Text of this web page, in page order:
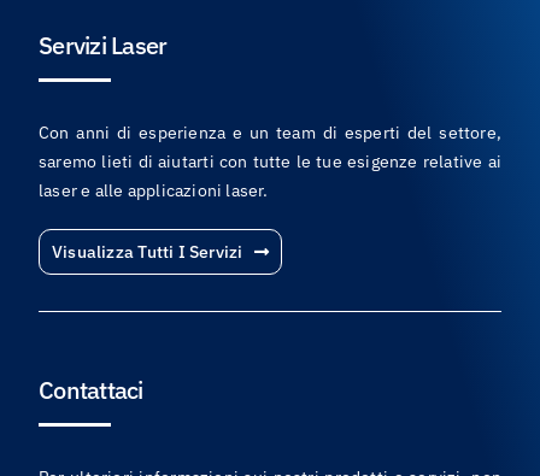
Servizi Laser
Con anni di esperienza e un team di esperti del settore,
saremo lieti di aiutarti con tutte le tue esigenze relative ai
laser e alle applicazioni laser.
Visualizza Tutti I Servizi
Contattaci